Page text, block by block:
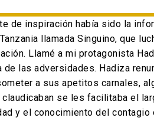
de inspiración había sido la
llamada Singuino, que
Llamé a mi protagonista
las adversidades. Hadiza
a sus apetitos carnales,
se les facilitaba el
y el conocimiento del